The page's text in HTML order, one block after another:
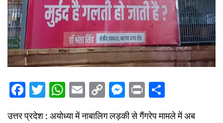
Facebook
Twitter
WhatsApp
Email
Copy
Link
Messenger
Print
उत्तर प्रदेश : अयोध्या में नाबालिग लड़की से गैंगरेप मामले में अब